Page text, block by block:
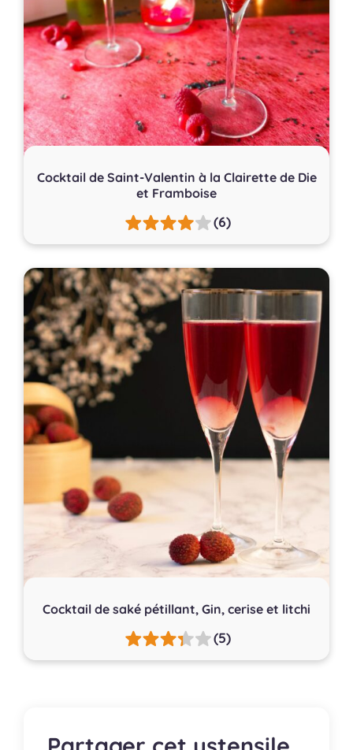
Cocktail de Saint-Valentin à la Clairette de Die
et Framboise
(6)
Cocktail de saké pétillant, Gin, cerise et litchi
(5)